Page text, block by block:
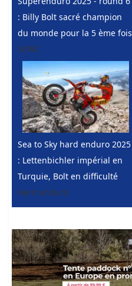
: Billy Bolt sacré champion
du monde pour la 5 ème fois
SEWC
Sea to Sky hard enduro 2025
: Lettenbichler impérial en
Turquie, Bolt en difficulté
Hard enduro